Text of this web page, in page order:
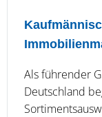
Als führender
Deutschland